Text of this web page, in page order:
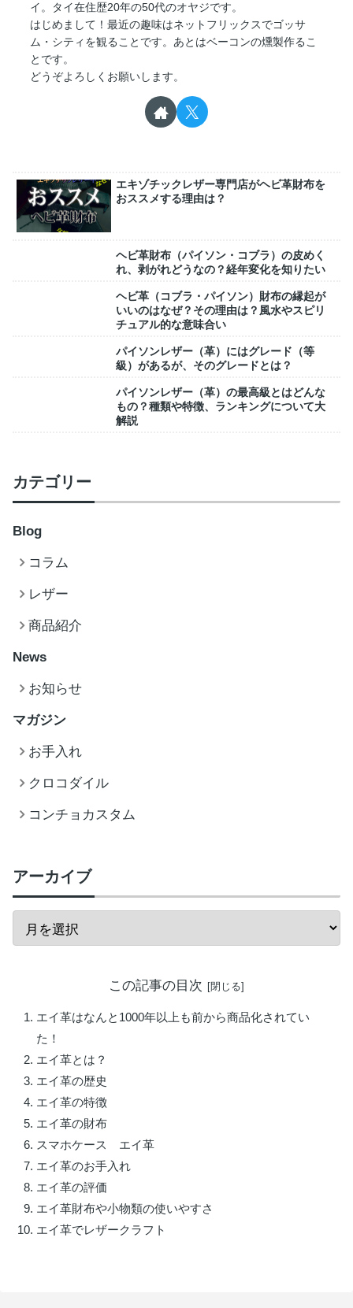
イ。タイ在住歴20年の50代のオヤジです。
はじめまして！最近の趣味はネットフリックスでゴッサ
ム・シティを観ることです。あとはベーコンの燻製作るこ
とです。
どうぞよろしくお願いします。
エキゾチックレザー専門店がヘビ革財布を
おススメする理由は？
ヘビ革財布（パイソン・コブラ）の皮めく
れ、剥がれどうなの？経年変化を知りたい
ヘビ革（コブラ・パイソン）財布の縁起が
いいのはなぜ？その理由は？風水やスピリ
チュアル的な意味合い
パイソンレザー（革）にはグレード（等
級）があるが、そのグレードとは？
パイソンレザー（革）の最高級とはどんな
もの？種類や特徴、ランキングについて大
解説
カテゴリー
Blog
コラム
レザー
商品紹介
News
お知らせ
マガジン
お手入れ
クロコダイル
コンチョカスタム
アーカイブ
この記事の目次
エイ革はなんと1000年以上も前から商品化されてい
た！
エイ革とは？
エイ革の歴史
エイ革の特徴
エイ革の財布
スマホケース エイ革
エイ革のお手入れ
エイ革の評価
エイ革財布や小物類の使いやすさ
エイ革でレザークラフト